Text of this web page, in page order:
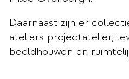
Daarnaast zijn er
ateliers projectatelier,
beeldhouwen en